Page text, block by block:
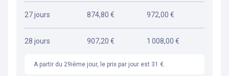
27 jours 874,80 € 972,00 €
28 jours 907,20 € 1 008,00 €
A partir du 29ième jour, le prix par jour est 31 €.